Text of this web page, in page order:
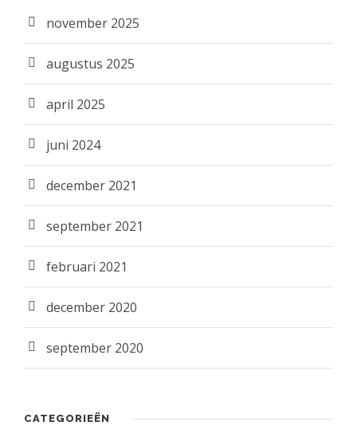
november 2025
augustus 2025
april 2025
juni 2024
december 2021
september 2021
februari 2021
december 2020
september 2020
CATEGORIEËN